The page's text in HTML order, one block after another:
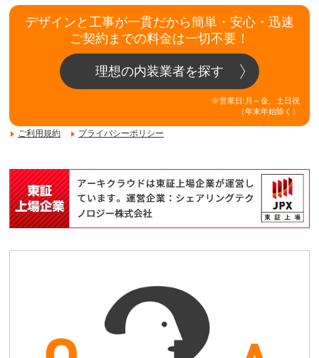
デザインと工事が一貫だから簡単・安心・迅速
ご契約までの料金は一切不要！
理想の内装業者を探す
※営業日:月～金、土日祝
（年末年始除く）
ご利用規約 プライバシーポリシー